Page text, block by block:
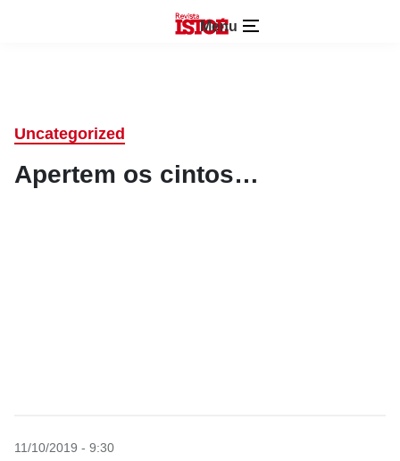
Menu
Uncategorized
Apertem os cintos…
11/10/2019 - 9:30